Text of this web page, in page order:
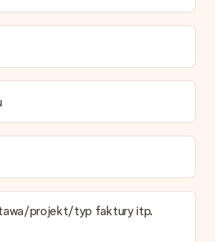
najbardziej prawdopodobną
składania zamówienia.
i kiedy otrzymam mój prezent?
można znaleźć na stronie
wybrać?
kilka opcji dostawy. Termin
odnosi się do najtańszej i
projekt/typ faktury itp.